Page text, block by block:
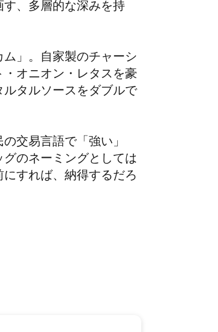
、多層的な深みを持
」。自家製のチャーシ
オニオン・レタスを豪
タルソースをダブルで
交易言語で「強い」
グのネーミングとしては
すれば、納得するだろ